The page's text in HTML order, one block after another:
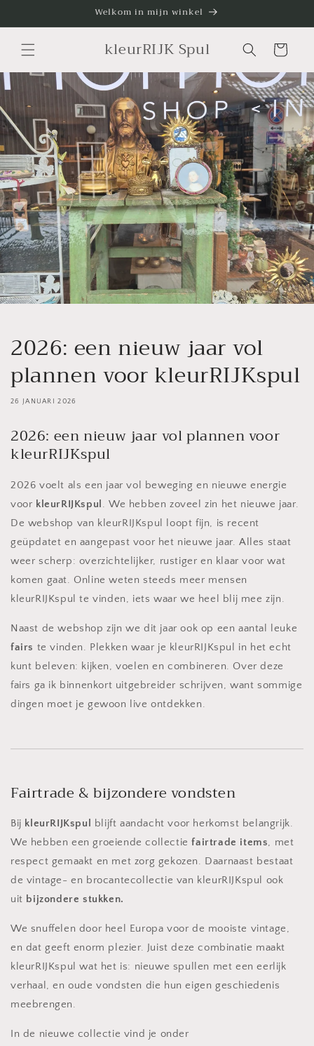
content
Welkom in mijn winkel
kleurRIJK Spul Winkelwagen
2026: een nieuw jaar vol
plannen voor kleurRIJKspul
26 JANUARI 2026
2026: een nieuw jaar vol plannen voor
kleurRIJKspul
2026 voelt als een jaar vol beweging en nieuwe energie
voor kleurRIJKspul . We hebben zoveel zin het nieuwe jaar.
De webshop van kleurRIJKspul loopt fijn, is recent
geüpdatet en aangepast voor het nieuwe jaar. Alles staat
weer scherp: overzichtelijker, rustiger en klaar voor wat
komen gaat. Online weten steeds meer mensen
kleurRIJKspul te vinden, iets waar we heel blij mee zijn.
Naast de webshop zijn we dit jaar ook op een aantal leuke
fairs te vinden. Plekken waar je kleurRIJKspul in het echt
kunt beleven: kijken, voelen en combineren. Over deze
fairs ga ik binnenkort uitgebreider schrijven, want sommige
dingen moet je gewoon live ontdekken.
Fairtrade & bijzondere vondsten
Bij kleurRIJKspul
blijft aandacht voor herkomst belangrijk.
We hebben een groeiende collectiefairtrade items, met
respect gemaakt en met zorg gekozen. Daarnaast bestaat
de vintage- en brocantecollectie van kleurRIJKspul ook
uit bijzondere stukken.
We snuffelen door heel Europa voor de mooiste vintage,
en dat geeft enorm plezier. Juist deze combinatie maakt
kleurRIJKspul wat het is: nieuwe spullen met een eerlijk
verhaal, en oude vondsten die hun eigen geschiedenis
meebrengen.
In de nieuwe collectie vind je onder